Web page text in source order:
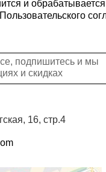
и
подпишитесь и мы
и скидках
16, стр.4